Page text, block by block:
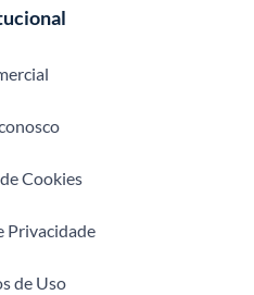
Cookies
Privacidade
de Uso